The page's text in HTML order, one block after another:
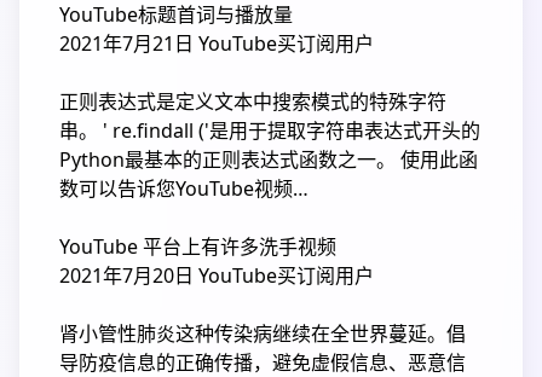
YouTube标题首词与播放量
2021年7月21日 YouTube买订阅用户
正则表达式是定义文本中搜索模式的特殊字符
串。 ' re.findall ('是用于提取字符串表达式开头的
Python最基本的正则表达式函数之一。 使用此函
数可以告诉您YouTube视频…
YouTube 平台上有许多洗手视频
2021年7月20日 YouTube买订阅用户
肾小管性肺炎这种传染病继续在全世界蔓延。倡
导防疫信息的正确传播，避免虚假信息、恶意信